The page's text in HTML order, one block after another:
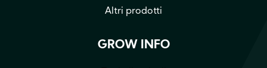
Altri prodotti
GROW INFO